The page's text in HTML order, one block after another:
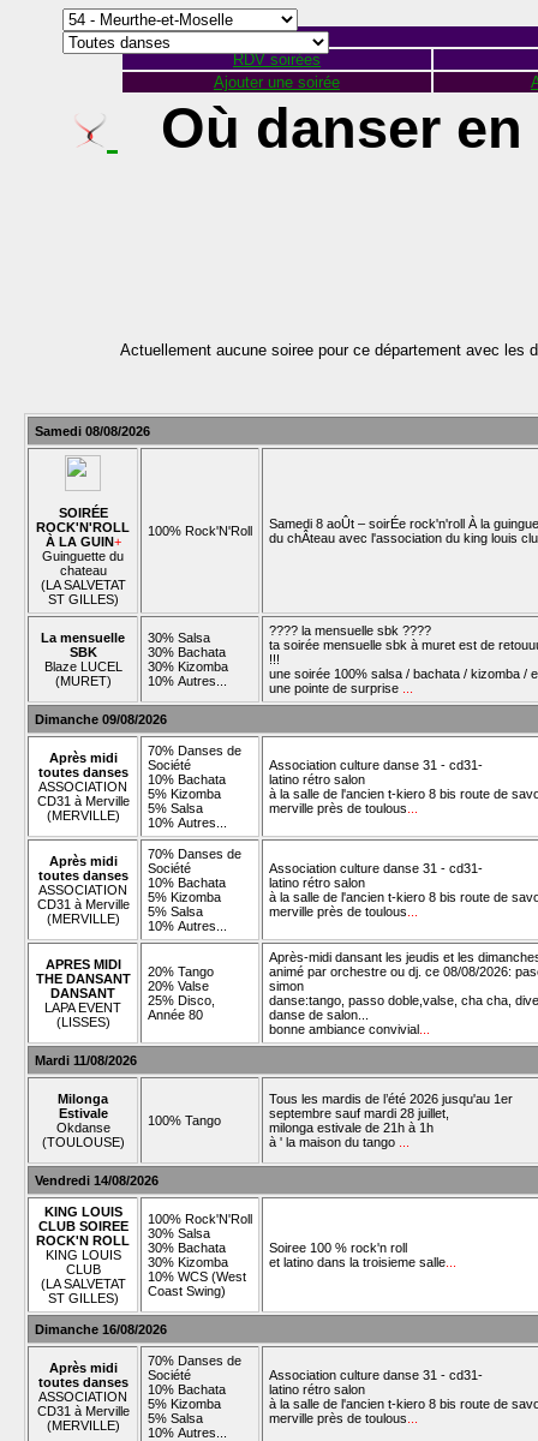
RDV soirées
Ajouter une soirée
Où danser
Actuellement aucune soiree pour ce département avec
Samedi 08/08/2026
SOIRÉE
ROCK'N'ROLL
À LA GUIN+
Guinguette du
chateau
(LA SALVETAT
ST GILLES)
100% Rock'N'Roll
Samedi 8 aoÛt – soirÉe rock'n'roll À la
du chÂteau avec l'association du king louis
La mensuelle
SBK
Blaze LUCEL
(MURET)
30% Salsa
30% Bachata
30% Kizomba
10% Autres...
???? la mensuelle sbk ????
ta soirée mensuelle sbk à muret est de
!!!
une soirée 100% salsa / bachata / kizomba /
une pointe de surprise
Dimanche 09/08/2026
Après midi
toutes danses
ASSOCIATION
CD31 à Merville
(MERVILLE)
70% Danses de
Société
10% Bachata
5% Kizomba
5% Salsa
10% Autres...
Association culture danse 31 - cd31-
latino rétro salon
à la salle de l'ancien t-kiero 8 bis route de
merville près de toulous
Après midi
toutes danses
ASSOCIATION
CD31 à Merville
(MERVILLE)
70% Danses de
Société
10% Bachata
5% Kizomba
5% Salsa
10% Autres...
Association culture danse 31 - cd31-
latino rétro salon
à la salle de l'ancien t-kiero 8 bis route de
merville près de toulous
APRES MIDI
THE DANSANT
DANSANT
LAPA EVENT
(LISSES)
20% Tango
20% Valse
25% Disco,
Année 80
Après-midi dansant les jeudis et les
animé par orchestre ou dj. ce 08/08/2026:
simon
danse:tango, passo doble,valse, cha cha,
danse de salon...
bonne ambiance convivial
Mardi 11/08/2026
Milonga
Estivale
Okdanse
(TOULOUSE)
100% Tango
Tous les mardis de l’été 2026 jusqu'au 1er
septembre sauf mardi 28 juillet,
milonga estivale de 21h à 1h
à ' la maison du tango
Vendredi 14/08/2026
KING LOUIS
CLUB SOIREE
ROCK'N ROLL
KING LOUIS
CLUB
(LA SALVETAT
ST GILLES)
100% Rock'N'Roll
30% Salsa
30% Bachata
30% Kizomba
10% WCS (West
Coast Swing)
Soiree 100 % rock'n roll
et latino dans la troisieme salle
Dimanche 16/08/2026
Après midi
toutes danses
ASSOCIATION
CD31 à Merville
(MERVILLE)
70% Danses de
Société
10% Bachata
5% Kizomba
5% Salsa
10% Autres...
Association culture danse 31 - cd31-
latino rétro salon
à la salle de l'ancien t-kiero 8 bis route de
merville près de toulous